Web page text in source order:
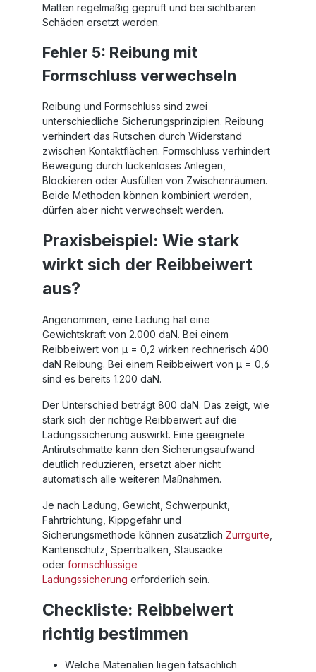
Matten regelmäßig geprüft und bei sichtbaren
Schäden ersetzt werden.
Fehler 5: Reibung mit
Formschluss verwechseln
Reibung und Formschluss sind zwei
unterschiedliche Sicherungsprinzipien. Reibung
verhindert das Rutschen durch Widerstand
zwischen Kontaktflächen. Formschluss verhindert
Bewegung durch lückenloses Anlegen,
Blockieren oder Ausfüllen von Zwischenräumen.
Beide Methoden können kombiniert werden,
dürfen aber nicht verwechselt werden.
Praxisbeispiel: Wie stark
wirkt sich der Reibbeiwert
aus?
Angenommen, eine Ladung hat eine
Gewichtskraft von 2.000 daN. Bei einem
Reibbeiwert von µ = 0,2 wirken rechnerisch 400
daN Reibung. Bei einem Reibbeiwert von µ = 0,6
sind es bereits 1.200 daN.
Der Unterschied beträgt 800 daN. Das zeigt, wie
stark sich der richtige Reibbeiwert auf die
Ladungssicherung auswirkt. Eine geeignete
Antirutschmatte kann den Sicherungsaufwand
deutlich reduzieren, ersetzt aber nicht
automatisch alle weiteren Maßnahmen.
Je nach Ladung, Gewicht, Schwerpunkt,
Fahrtrichtung, Kippgefahr und
Sicherungsmethode können zusätzlich Zurrgurte,
Kantenschutz, Sperrbalken, Stausäcke
oder formschlüssige
Ladungssicherung erforderlich sein.
Checkliste: Reibbeiwert
richtig bestimmen
Welche Materialien liegen tatsächlich